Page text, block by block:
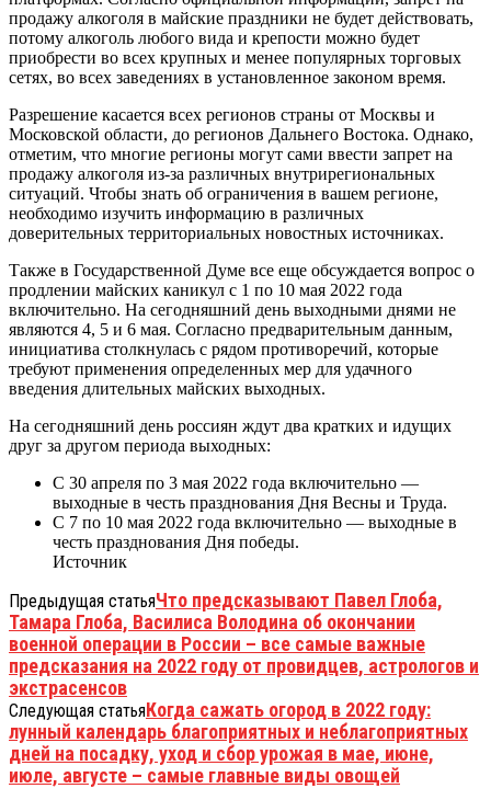
продажу алкоголя в майские праздники не будет действовать,
потому алкоголь любого вида и крепости можно будет
приобрести во всех крупных и менее популярных торговых
сетях, во всех заведениях в установленное законом время.
Разрешение касается всех регионов страны от Москвы и
Московской области, до регионов Дальнего Востока. Однако,
отметим, что многие регионы могут сами ввести запрет на
продажу алкоголя из-за различных внутрирегиональных
ситуаций. Чтобы знать об ограничения в вашем регионе,
необходимо изучить информацию в различных
доверительных территориальных новостных источниках.
Также в Государственной Думе все еще обсуждается вопрос о
продлении майских каникул с 1 по 10 мая 2022 года
включительно. На сегодняшний день выходными днями не
являются 4, 5 и 6 мая. Согласно предварительным данным,
инициатива столкнулась с рядом противоречий, которые
требуют применения определенных мер для удачного
введения длительных майских выходных.
На сегодняшний день россиян ждут два кратких и идущих
друг за другом периода выходных:
С 30 апреля по 3 мая 2022 года включительно —
выходные в честь празднования Дня Весны и Труда.
С 7 по 10 мая 2022 года включительно — выходные в
честь празднования Дня победы.
Источник
Предыдущая статьяЧто предсказывают Павел Глоба,
Тамара Глоба, Василиса Володина об окончании
военной операции в России – все самые важные
предсказания на 2022 году от провидцев, астрологов и
экстрасенсов
Следующая статьяКогда сажать огород в 2022 году:
лунный календарь благоприятных и неблагоприятных
дней на посадку, уход и сбор урожая в мае, июне,
июле, августе – самые главные виды овощей